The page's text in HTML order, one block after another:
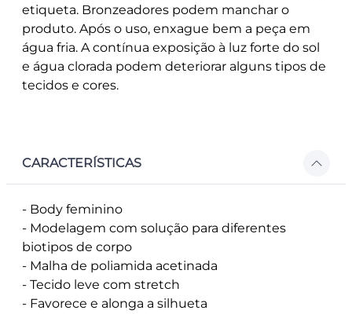
etiqueta. Bronzeadores podem manchar o
produto. Após o uso, enxague bem a peça em
água fria. A contínua exposição à luz forte do sol
e água clorada podem deteriorar alguns tipos de
tecidos e cores.
CARACTERÍSTICAS
- Body feminino
- Modelagem com solução para diferentes
biotipos de corpo
- Malha de poliamida acetinada
- Tecido leve com stretch
- Favorece e alonga a silhueta